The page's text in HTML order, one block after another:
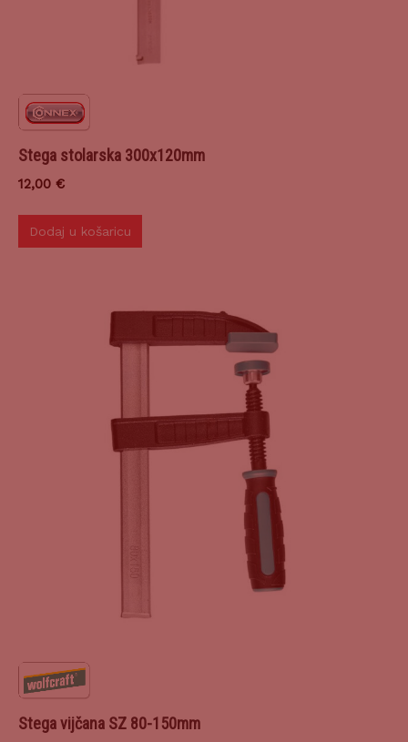
Stega stolarska 300x120mm
12,00 €
Dodaj u košaricu
Stega vijčana SZ 80-150mm